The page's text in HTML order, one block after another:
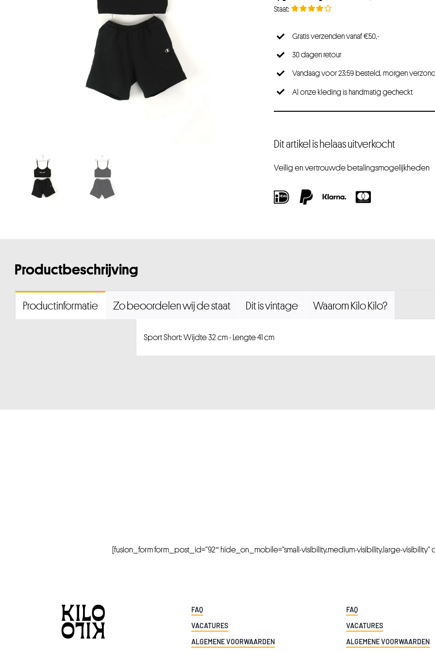
Gratis verzenden vanaf €50,-
30 dagen retour
Vandaag voor 23:59 besteld, morgen
Al onze kleding is handmatig gecheckt
Dit artikel is helaas uitverkocht
Veilig en vertrouwde betalingsmogelijkheden
Productbeschrijving
Productinformatie Zo beoordelen wij de staat Dit is vintage Waarom Kilo Kilo?
Sport Short: Wijdte 32 cm - Lengte 41 cm
[fusion_form form_post_id=”92″ hide_on_mobile=”small-visibility,medium-visibility,large-visibility”
FAQ
VACATURES
ALGEMENE VOORWAARDEN
FAQ
VACATURES
ALGEMENE VOORWAARDEN